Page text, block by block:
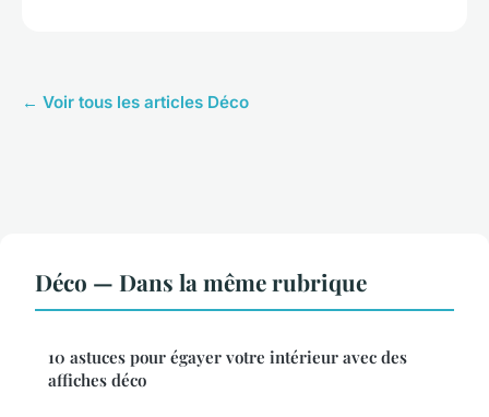
← Voir tous les articles Déco
Déco — Dans la même rubrique
10 astuces pour égayer votre intérieur avec des
affiches déco